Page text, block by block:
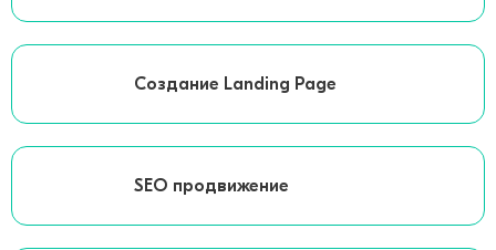
Создание Landing Page
SEO продвижение